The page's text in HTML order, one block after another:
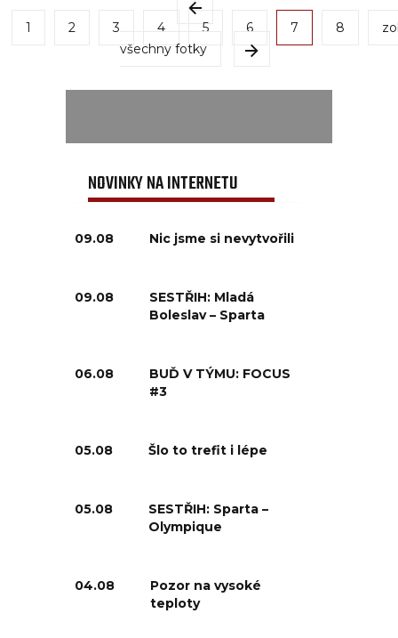
1 2 3 4 5 6 7 8
všechny fotky
NOVINKY NA INTERNETU
09.08 Nic jsme si nevytvořili
09.08
SESTŘIH: Mladá
Boleslav – Sparta
06.08
BUĎ V TÝMU: FOCUS
#3
05.08 Šlo to trefit i lépe
05.08
SESTŘIH: Sparta –
Olympique
04.08
Pozor na vysoké
teploty